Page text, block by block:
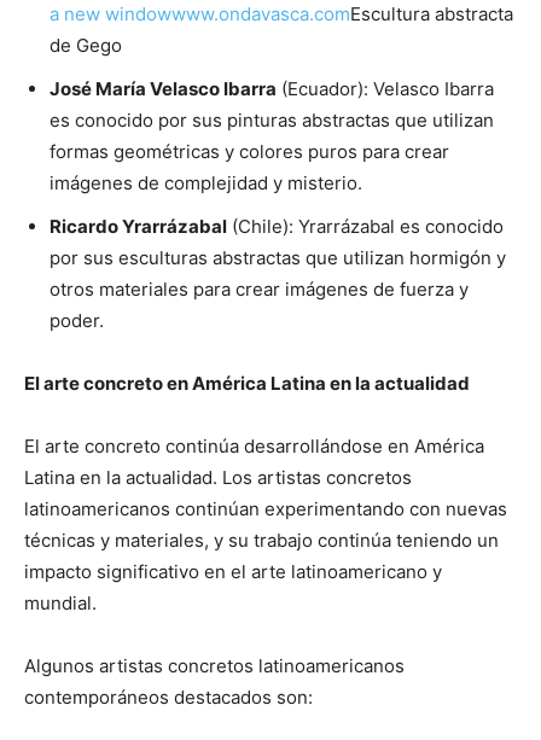
a new windowwww.ondavasca.comEscultura abstracta
de Gego
José María Velasco Ibarra (Ecuador): Velasco Ibarra
es conocido por sus pinturas abstractas que utilizan
formas geométricas y colores puros para crear
imágenes de complejidad y misterio.
Ricardo Yrarrázabal (Chile): Yrarrázabal es conocido
por sus esculturas abstractas que utilizan hormigón y
otros materiales para crear imágenes de fuerza y ​​
poder.
El arte concreto en América Latina en la actualidad
El arte concreto continúa desarrollándose en América
Latina en la actualidad. Los artistas concretos
latinoamericanos continúan experimentando con nuevas
técnicas y materiales, y su trabajo continúa teniendo un
impacto significativo en el arte latinoamericano y
mundial.
Algunos artistas concretos latinoamericanos
contemporáneos destacados son: